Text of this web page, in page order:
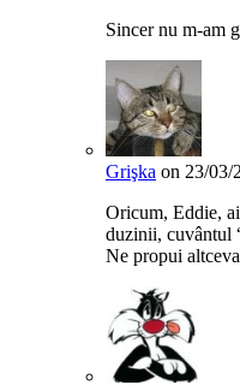
Sincer nu m-am
Grişka on 23/03/
Oricum, Eddie,
duzinii, cuvântul
Ne propui